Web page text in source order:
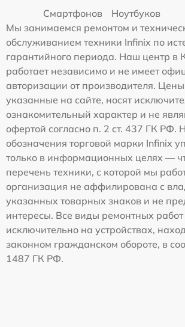
Смартфонов
Ноутбуков
Мы занимаемся ремонтом и
обслуживанием техники Infinix по
гарантийного периода. Наш центр в
работает независимо и не имеет
авторизации от производителя.
указанные на сайте, носят
ознакомительный характер и не
офертой согласно п. 2 ст. 437 ГК РФ.
обозначения торговой марки Infinix
только в информационных целях —
перечень техники, с которой мы
организация не аффилирована с
указанных товарных знаков и не
интересы. Все виды ремонтных
исключительно на устройствах,
законном гражданском обороте, в
1487 ГК РФ.